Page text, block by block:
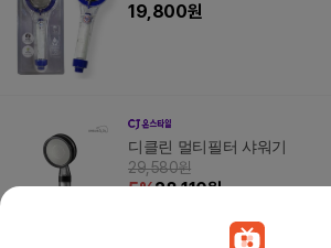
19,800원
디클린 멀티필터 샤워기
29,580원
5%28,110원